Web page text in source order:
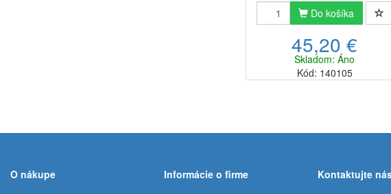
horčíkom 12 ksVzdať sa nákupu
balenej vody v prospech pitia
filtrovanej vody z filtračnej
kanvice má mnoho výhod. Vďaka
tejto malej zmene znížite spo...
Do košíka
45,20 €
Skladom: Áno
Kód: 140105
O nákupe
Informácie o firme
Kontaktujte